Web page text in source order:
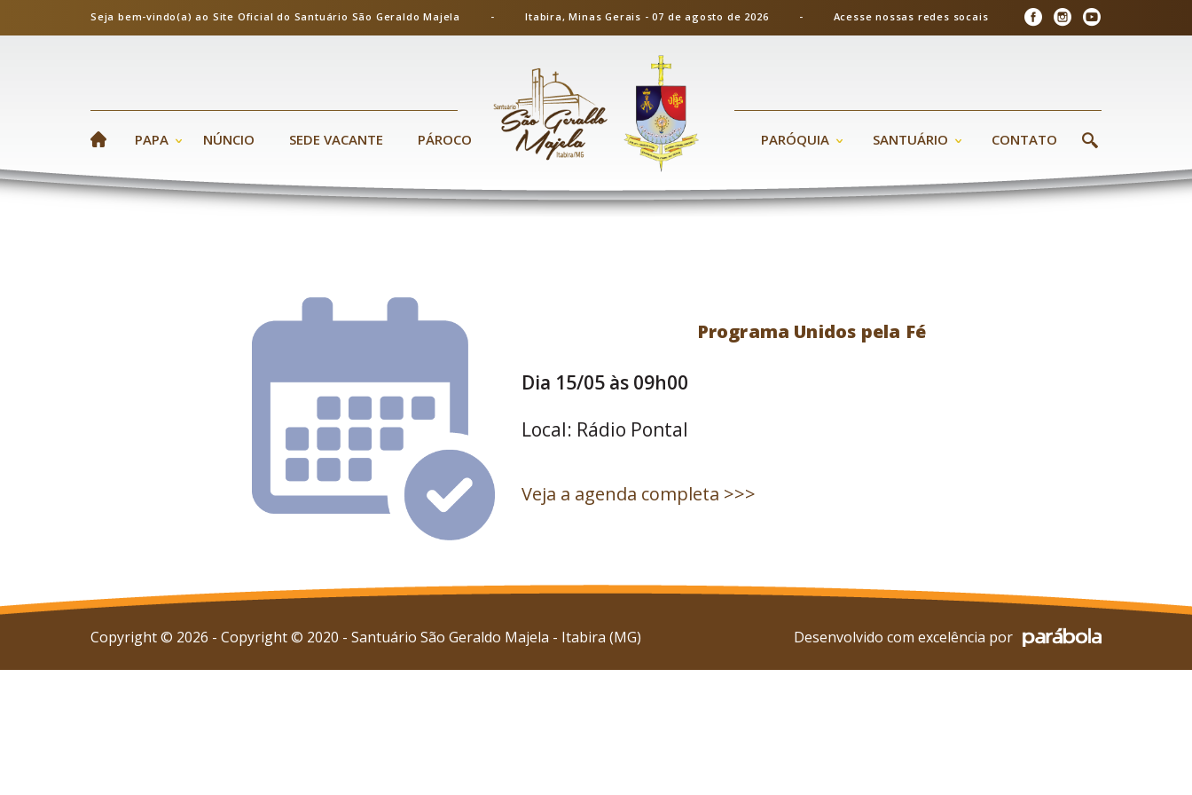
Seja bem-vindo(a) ao Site Oficial do Santuário São Geraldo Majela - Itabira, Minas Gerais - 07 de agosto de 2026 - Acesse nossas redes socais
PAPA NÚNCIO SEDE VACANTE PÁROCO PARÓQUIA SANTUÁRIO CONTATO
Programa Unidos pela Fé
Dia 15/05 às 09h00
Local: Rádio Pontal
Veja a agenda completa >>>
Copyright © 2026 - Copyright © 2020 - Santuário São Geraldo Majela - Itabira (MG) Desenvolvido com excelência por